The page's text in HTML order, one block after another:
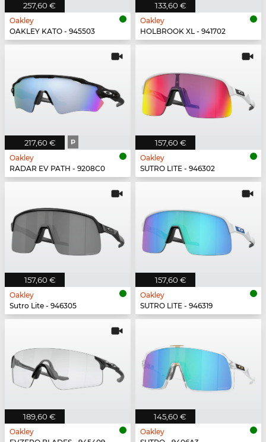
257,60 €
Oakley
OAKLEY KATO - 945503
133,60 €
Oakley
HOLBROOK XL - 941702
217,60 € P
Oakley
RADAR EV PATH - 9208C0
157,60 €
Oakley
SUTRO LITE - 946302
157,60 €
Oakley
Sutro Lite - 946305
157,60 €
Oakley
SUTRO LITE - 946319
189,60 €
Oakley
145,60 €
Oakley